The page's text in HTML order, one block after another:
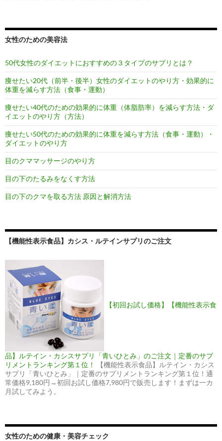
女性のための美容法
50代女性のダイエットにおすすめの３タイプのサプリとは？
痩せたい20代（前半・後半）女性のダイエットのやり方・効果的に
体重を減らす方法（食事・運動）
痩せたい40代のための効果的に体重（体脂肪率）を減らす方法・ダ
イエットのやり方（方法）
痩せたい50代のための効果的に体重を減らす方法（食事・運動）・
ダイエットのやり方
目のクママッサージのやり方
目の下のたるみをなくす方法
目の下のクマを取る方法 原因と解消方法
【機能性表示食品】カシス・ルテインサプリのご注文
【初回お試し価格】【機能性表示食
品】ルテイン・カシスサプリ「青いひとみ」のご注文｜定番のサプ
リメントランキング第１位！
【機能性表示食品】ルテイン・カシス
サプリ「青いひとみ」｜定番のサプリメントランキング第１位！通
常価格9,180円→初回お試し価格7,980円で販売します！まずは一カ
月試してみよう。
女性のための健康・美容チェック